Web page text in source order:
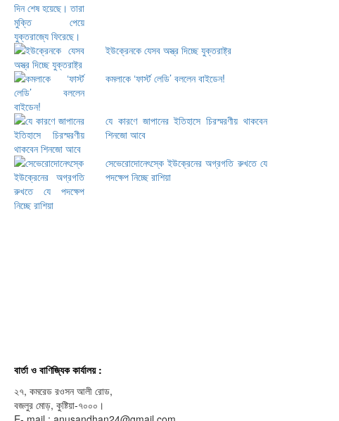
ইউক্রেনকে যেসব অস্ত্র দিচ্ছে যুক্তরাষ্ট্র
কমলাকে ‘ফার্স্ট লেডি’ বললেন বাইডেন!
যে কারণে জাপানের ইতিহাসে চিরস্মরণীয় থাকবেন
শিনজো আবে
সেভেরোদোনেৎস্কে ইউক্রেনের অগ্রগতি রুখতে যে
পদক্ষেপ নিচ্ছে রাশিয়া
বার্তা ও বাণিজ্যিক কার্যালয় :
২৭, কমরেড রওসন আলী রোড,
বজলুর মোড়, কুষ্টিয়া-৭০০০।